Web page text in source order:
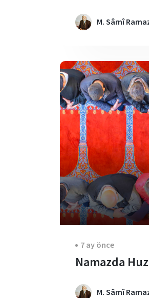
M. Sâmî
7 ay önce
Namazda
M. Sâmî